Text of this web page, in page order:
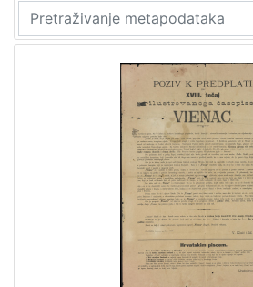
Nakladnička
cjelina
Zagreb na pragu modernog doba